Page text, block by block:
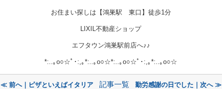
お住まい探しは【鴻巣駅 東口】徒歩1分
LIXIL不動産ショップ
エフタウン鴻巣駅前店へ♪♪
*:..｡o○☆ﾟ･:,｡*:..｡o○☆*:..｡o○☆ﾟ･:,｡*:..｡o○☆
≪ 前へ｜ピザといえばイタリア 記事一覧 勤労感謝の日でした｜次へ ≫